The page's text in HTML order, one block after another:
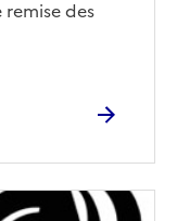
des